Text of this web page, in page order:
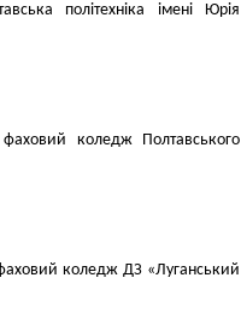
політехніка імені Юрія
фаховий коледж Полтавського
коледж ДЗ «Луганський